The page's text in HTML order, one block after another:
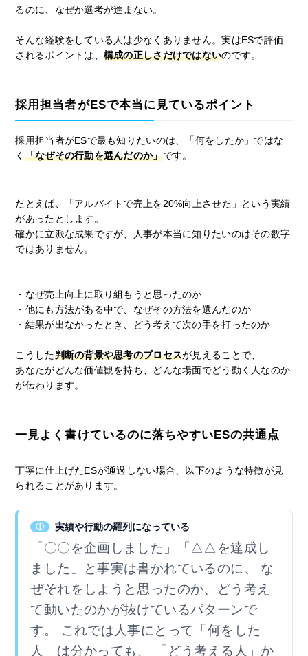
るのに、なぜか選考が進まない。
そんな経験をしている人は少なくありません。実はESで評価
されるポイントは、 構成の正しさだけではないのです。
採用担当者がESで本当に見ているポイント
採用担当者がESで最も知りたいのは、「何をしたか」ではな
く 「なぜその行動を選んだのか」です。
たとえば、「アルバイトで売上を20%向上させた」という実績
があったとします。
確かに立派な成果ですが、人事が本当に知りたいのはその数字
ではありません。
・なぜ売上向上に取り組もうと思ったのか
・他にも方法がある中で、なぜその方法を選んだのか
・結果が出なかったとき、どう考えて次の手を打ったのか
こうした判断の背景や思考のプロセスが見えることで、
あなたがどんな価値観を持ち、どんな場面でどう動く人なのか
が伝わります。
一見よく書けているのに落ちやすいESの共通点
丁寧に仕上げたESが通過しない場合、以下のような特徴が見
られることがあります。
① 実績や行動の羅列になっている
「〇〇を企画しました」「△△を達成し
ました」と事実は書かれているのに、 な
ぜそれをしようと思ったのか、どう考え
て動いたのかが抜けているパターンで
す。 これでは人事にとって「何をした
人」は分かっても、 「どう考える人」か